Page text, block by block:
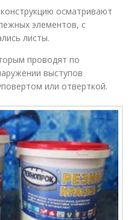
осматривают
элементов, с
листы.
проводят по
выступов
или отверткой.